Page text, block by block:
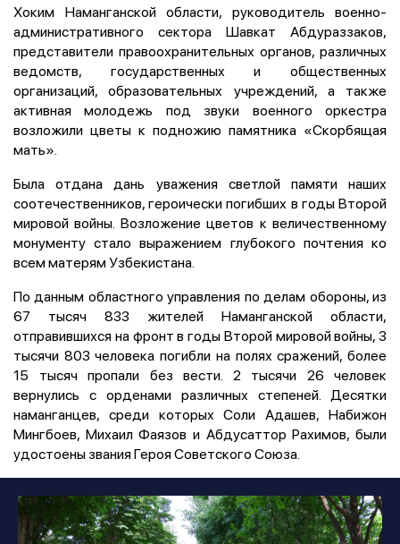
Хоким Наманганской области, руководитель военно-
административного сектора Шавкат Абдураззаков,
представители правоохранительных органов, различных
ведомств, государственных и общественных
организаций, образовательных учреждений, а также
активная молодежь под звуки военного оркестра
возложили цветы к подножию памятника «Скорбящая
мать».
Была отдана дань уважения светлой памяти наших
соотечественников, героически погибших в годы Второй
мировой войны. Возложение цветов к величественному
монументу стало выражением глубокого почтения ко
всем матерям Узбекистана.
По данным областного управления по делам обороны, из
67 тысяч 833 жителей Наманганской области,
отправившихся на фронт в годы Второй мировой войны, 3
тысячи 803 человека погибли на полях сражений, более
15 тысяч пропали без вести. 2 тысячи 26 человек
вернулись с орденами различных степеней. Десятки
наманганцев, среди которых Соли Адашев, Набижон
Мингбоев, Михаил Фаязов и Абдусаттор Рахимов, были
удостоены звания Героя Советского Союза.